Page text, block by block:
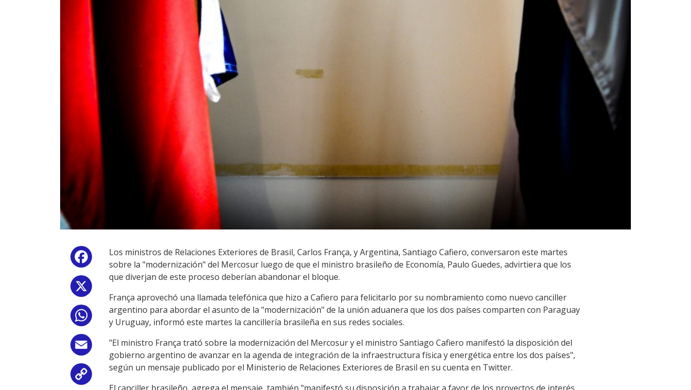
Facebook
WhatsApp
Email
Los ministros de Relaciones Exteriores de Brasil, Carlos França, y Argentina, Santiago Cafiero, conversaron este martes
sobre la "modernización" del Mercosur luego de que el ministro brasileño de Economía, Paulo Guedes, advirtiera que los
que diverjan de este proceso deberían abandonar el bloque.
França aprovechó una llamada telefónica que hizo a Cafiero para felicitarlo por su nombramiento como nuevo canciller
argentino para abordar el asunto de la "modernización" de la unión aduanera que los dos países comparten con Paraguay
y Uruguay, informó este martes la cancillería brasileña en sus redes sociales.
"El ministro França trató sobre la modernización del Mercosur y el ministro Santiago Cafiero manifestó la disposición del
gobierno argentino de avanzar en la agenda de integración de la infraestructura física y energética entre los dos países",
según un mensaje publicado por el Ministerio de Relaciones Exteriores de Brasil en su cuenta en Twitter.